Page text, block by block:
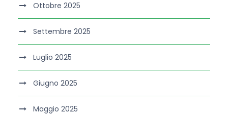
Ottobre 2025
Settembre 2025
Luglio 2025
Giugno 2025
Maggio 2025